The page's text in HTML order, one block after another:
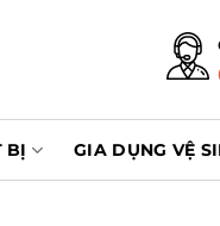
BỊ GIA DỤNG VỆ